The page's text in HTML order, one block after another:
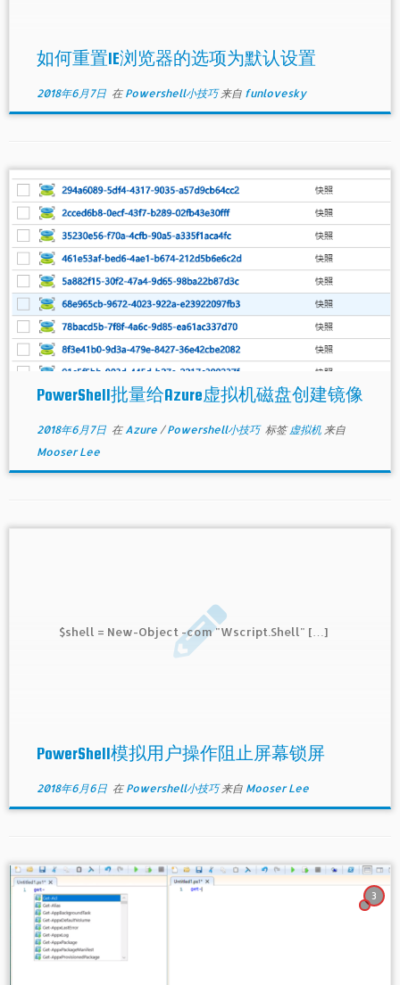
如何重置IE浏览器的选项为默认设置
2018年6月7日在 Powershell小技巧来自 funlovesky
PowerShell批量给Azure虚拟机磁盘创建镜像
2018年6月7日在 Azure /Powershell小技巧 标签虚拟机 来自
Mooser Lee
$shell = New-Object -com "Wscript.Shell" […]
PowerShell模拟用户操作阻止屏幕锁屏
2018年6月6日在 Powershell小技巧来自 Mooser Lee
3